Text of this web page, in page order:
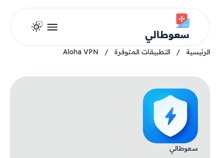
سعوطالي
الرئيسية / التطبيقات المتوفرة /
Aloha VPN
سعوطالي